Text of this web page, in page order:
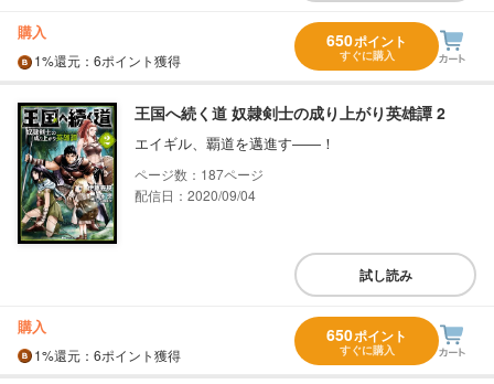
購入
1%還元 ：6ポイント獲得
650ポイント
すぐに購入
王国へ続く道 奴隷剣士の成り上がり英雄譚 2
エイギル、覇道を邁進す――！
187
配信日：2020/09/04
試し読み
購入
1%還元 ：6ポイント獲得
650ポイント
すぐに購入